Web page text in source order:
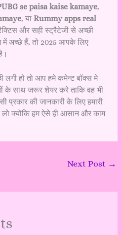
se paisa kaise kamaye,
, या Rummy apps real
और सही स्ट्रैटेजी से अच्छी
अच्छे हैं, तो 2025 आपके लिए
लगी हो तो आप हमे कमेन्ट बॉक्स मे
के साथ जरूर शेयर करे ताकि वह भी
की जानकारी के लिए हमारी
क्योंकि हम ऐसे ही आसान और काम
Next Post →